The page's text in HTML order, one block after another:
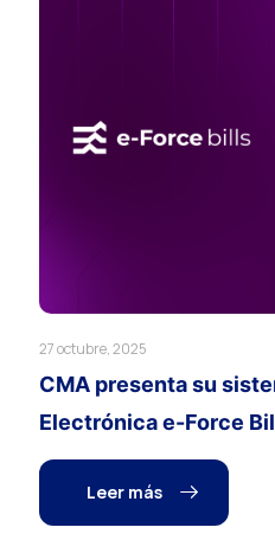
27 octubre, 2025
CMA presenta su
Electrónica e-Force
Leer más